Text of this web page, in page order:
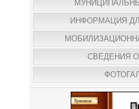
ИНФОРМАЦИЯ
СВЕДЕНИЯ